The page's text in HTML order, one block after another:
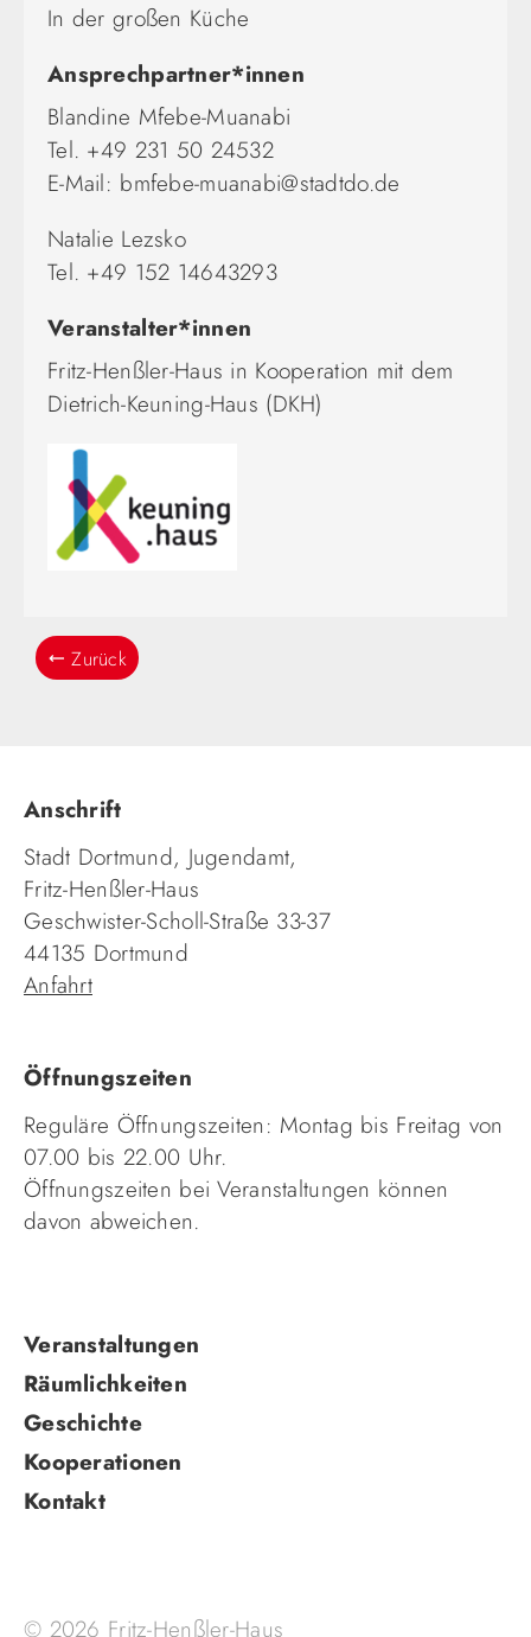
In der großen Küche
Ansprechpartner*innen
Blandine Mfebe-Muanabi
Tel. +49 231 50 24532
E-Mail: bmfebe-muanabi@stadtdo.de
Natalie Lezsko
Tel. +49 152 14643293
Veranstalter*innen
Fritz-Henßler-Haus in Kooperation mit dem
Dietrich-Keuning-Haus (DKH)
Zurück
Anschrift
Stadt Dortmund, Jugendamt,
Fritz-Henßler-Haus
Geschwister-Scholl-Straße 33-37
44135 Dortmund
Anfahrt
Öffnungszeiten
Reguläre Öffnungszeiten: Montag bis Freitag von
07.00 bis 22.00 Uhr.
Öffnungszeiten bei Veranstaltungen können
davon abweichen.
Navigation
überspringen
Veranstaltungen
Räumlichkeiten
Geschichte
Kooperationen
Kontakt
© 2026 Fritz-Henßler-Haus